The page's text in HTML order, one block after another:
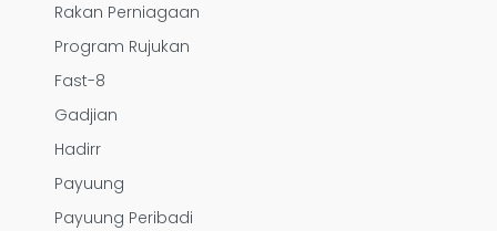
Rakan Perniagaan
Program Rujukan
Fast-8
Gadjian
Hadirr
Payuung
Payuung Peribadi